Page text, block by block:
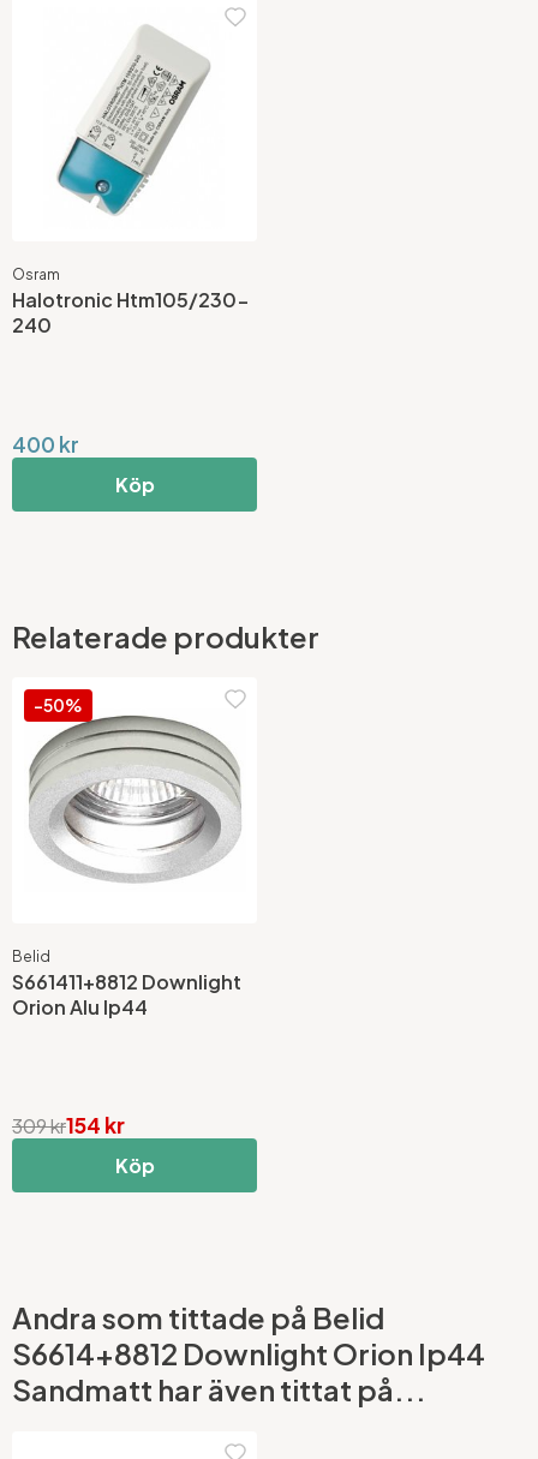
Osram
Halotronic Htm105/230-
240
400 kr
Köp
Relaterade produkter
-50%
Belid
S661411+8812 Downlight
Orion Alu Ip44
154 kr
309 kr
Köp
Andra som tittade på Belid
S6614+8812 Downlight Orion Ip44
Sandmatt har även tittat på...